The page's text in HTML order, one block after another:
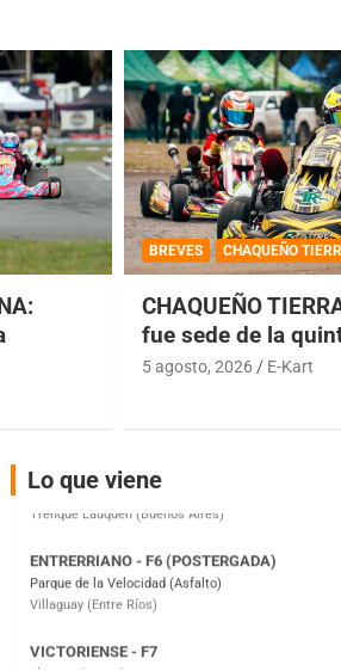
BREVES CHAQUEÑO
CHAQUEÑO
fue sede de la
5 agosto, 2026 E-Kart
Lo que viene
COBERTURA ESPECIAL DE E-KART.COM.AR
08/09-AGO
IAME SERIES ARGENTINA 6
Ramiro Tot (Asfalto)
Baradero (Buenos Aires)
Parque de la Velocidad (Asfalto)
VICTORIENSE - F7
El Cerro (Tierra)
Victoria (Entre Ríos)
PATAGONICO - F6
Moto Club Reginense (Tierra)